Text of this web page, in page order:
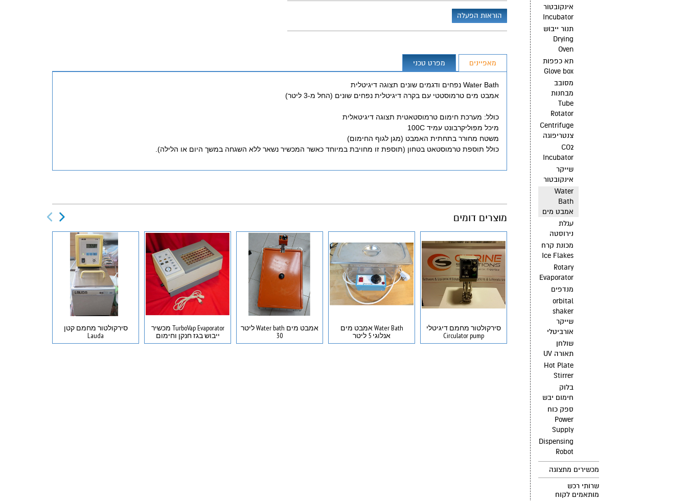
אינקובטור
Incubator
תנור ייבוש
Drying
Oven
תא כפפות
Glove box
מסובב
מבחנות
Tube
Rotator
Centrifuge
צנטריפוגה
CO2
Incubator
שייקר
אינקובטור
Water
Bath
אמבט מים
עגלת
נירוסטה
מכונת קרח
Ice Flakes
Rotary
Evaporator
מנדפים
orbital
shaker
שייקר
אורביטלי
שולחן
תאורה UV
Hot Plate
Stirrer
בלוק
חימום יבש
ספק כוח
Power
Supply
Dispensing
Robot
מכשירים מתצוגה
שרותי רכש
מותאמים לקוח
הוראות הפעלה
מאפיינים מפרט טכני
Water Bath נפחים ודגמים שונים תצוגה דיגיטלית
אמבט מים טרמוסטטי עם בקרה דיגיטלית נפחים שונים (החל מ-3 ליטר)
כולל: מערכת חימום טרמוסטאטית תצוגה דיגיטאלית
מיכל מפוליקרבונט עמיד 100C
משטח מחורר בתחתית האמבט (מגן לגוף החימום)
כולל תוספת טרמוסטאט בטחון (תוספת זו מחויבת במיוחד כאשר המכשיר נשאר ללא השגחה במשך היום או הלילה).
מוצרים דומים
סירקולטור מחמם דיגיטלי
Circulator pump
Water Bath אמבט מים
אנלוגי 5 ליטר
אמבט מים Water bath ליטר
30
TurboVap Evaporator מכשיר
ייבוש בגז חנקן וחימום
סירקולטור מחמם קטן
Lauda